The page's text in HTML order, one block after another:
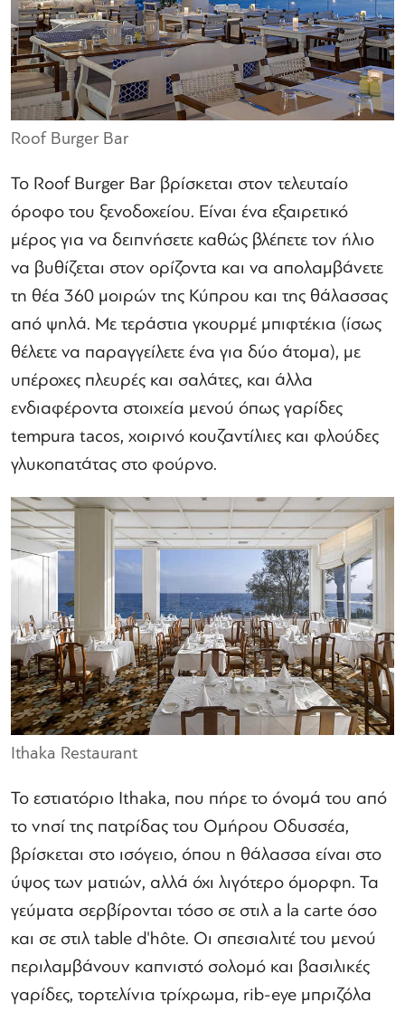
Roof Burger Bar
Το Roof Burger Bar βρίσκεται στον τελευταίο
όροφο του ξενοδοχείου. Είναι ένα εξαιρετικό
μέρος για να δειπνήσετε καθώς βλέπετε τον ήλιο
να βυθίζεται στον ορίζοντα και να απολαμβάνετε
τη θέα 360 μοιρών της Κύπρου και της θάλασσας
από ψηλά. Με τεράστια γκουρμέ μπιφτέκια (ίσως
θέλετε να παραγγείλετε ένα για δύο άτομα), με
υπέροχες πλευρές και σαλάτες, και άλλα
ενδιαφέροντα στοιχεία μενού όπως γαρίδες
tempura tacos, χοιρινό κουζαντίλιες και φλούδες
γλυκοπατάτας στο φούρνο.
Ithaka Restaurant
Το εστιατόριο Ithaka, που πήρε το όνομά του από
το νησί της πατρίδας του Ομήρου Οδυσσέα,
βρίσκεται στο ισόγειο, όπου η θάλασσα είναι στο
ύψος των ματιών, αλλά όχι λιγότερο όμορφη. Τα
γεύματα σερβίρονται τόσο σε στιλ a la carte όσο
και σε στιλ table d'hôte. Οι σπεσιαλιτέ του μενού
περιλαμβάνουν καπνιστό σολομό και βασιλικές
γαρίδες, τορτελίνια τρίχρωμα, rib-eye μπριζόλα